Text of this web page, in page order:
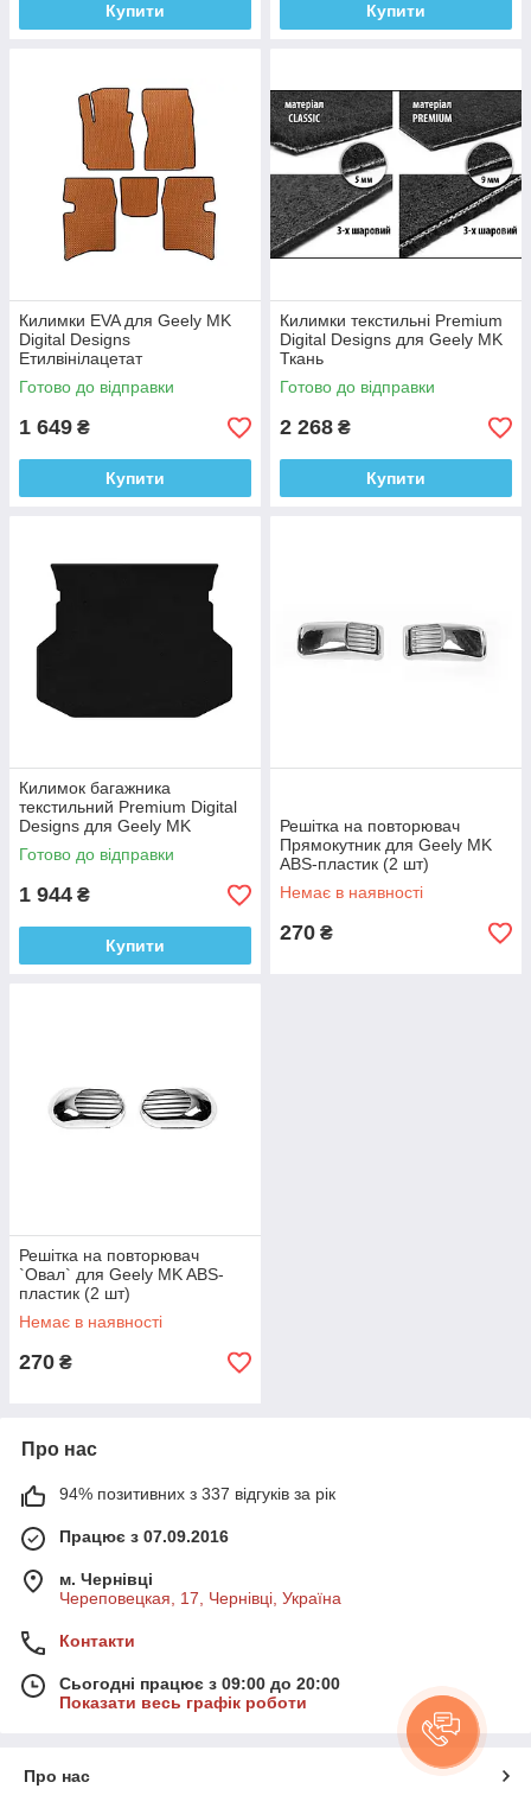
Купити Купити
Килимки EVA для Geely MK
Digital Designs
Етилвінілацетат
Готово до відправки
1 649 ₴
Купити
Килимки текстильні Premium
Digital Designs для Geely MK
Ткань
Готово до відправки
2 268 ₴
Купити
Килимок багажника
текстильний Premium Digital
Designs для Geely MK
Тканина
Готово до відправки
1 944 ₴
Купити
Решітка на повторювач
Прямокутник для Geely MK
ABS-пластик (2 шт)
Немає в наявності
270 ₴
Решітка на повторювач
`Овал` для Geely MK ABS-
пластик (2 шт)
Немає в наявності
270 ₴
Про нас
94% позитивних з 337 відгуків за рік
Працює з 07.09.2016
м. Чернівці
Череповецкая, 17, Чернівці, Україна
Контакти
Сьогодні працює з 09:00 до 20:00
Показати весь графік роботи
Про нас